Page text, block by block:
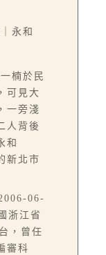
永和
楠於民
可見大
一旁淺
人背後
和
新北市
06-
浙江省
，曾任
審科